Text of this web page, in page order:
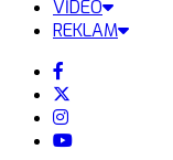
VİDEO
REKLAM